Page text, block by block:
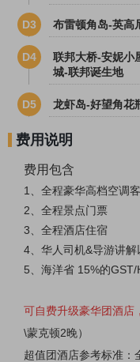
D3 布雷顿角岛-英高
D4
联邦大桥-安妮小
城-联邦诞生地
D5 龙虾岛-好望角花
费用说明
费用包含
1、 全程豪华高档空调
2、全程景点门票
3、全程酒店住宿
4、华人司机&导游讲
5、 海洋省 15%的GST/
可自费升级豪华团酒店
\蒙克顿2晚）
超值团酒店参考标准：